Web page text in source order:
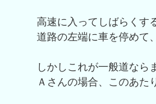
高速に入ってしばらくす
道路の左端に車を停めて
しかしこれが一般道なら
Ａさんの場合、このあた